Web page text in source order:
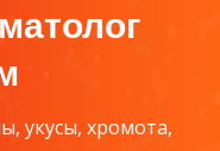
укусы, хромота,